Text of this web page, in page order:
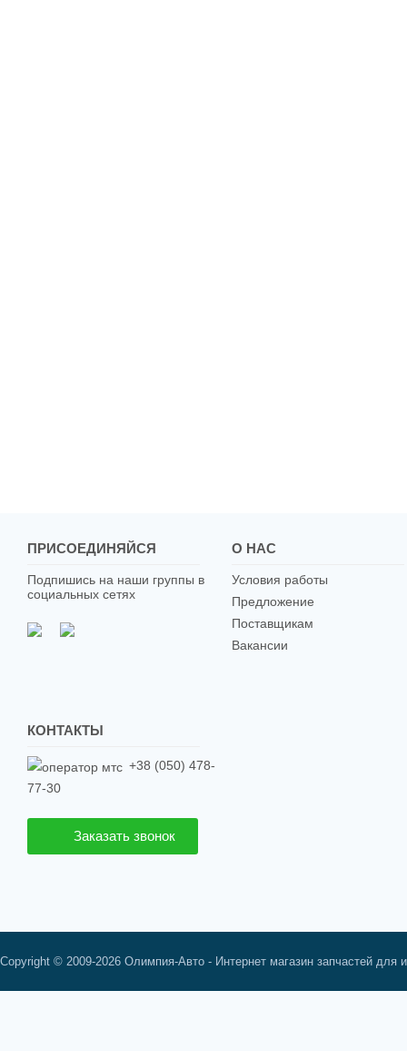
ПРИСОЕДИНЯЙСЯ
Подпишись на наши группы в
социальных сетях
О НАС
Условия работы
Предложение
Поставщикам
Вакансии
КОНТАКТЫ
+38 (050) 478-
77-30
Заказать звонок
Copyright © 2009-2026 Олимпия-Авто - Интернет магазин запчастей для